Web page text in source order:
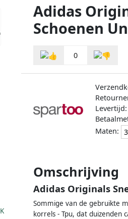
Adidas
Schoenen
0
Maten:
Omschrijving
Adidas Originals
Sommige van de gebruikte
korrels - Tpu, dat duizenden